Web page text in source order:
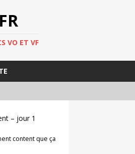
VO ET VF
– jour 1
content que ça